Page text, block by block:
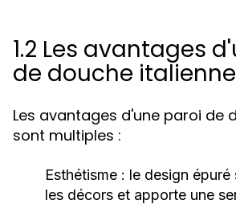
1.2 Les avantages
de douche italienne
Les avantages d'une paroi de
sont multiples :
Esthétisme : le design
les décors et apporte une